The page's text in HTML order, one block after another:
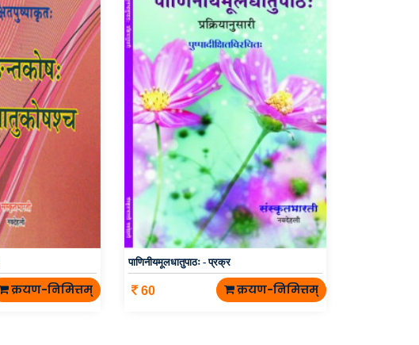
क्रयण-निमित्तम्
पाणिनीयमूलधातुपाठः - प्रक्र
60 क्रयण-निमित्तम्